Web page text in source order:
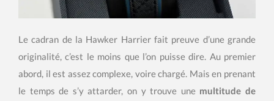
Le cadran de la Hawker Harrier fait preuve d’une grande
originalité, c’est le moins que l’on puisse dire. Au premier
abord, il est assez complexe, voire chargé. Mais en prenant
le temps de s’y attarder, on y trouve unemultitude de